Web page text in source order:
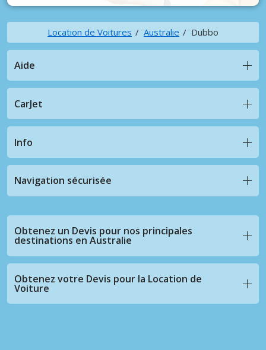
Location de Voitures Australie Dubbo
Aide
CarJet
Info
Navigation sécurisée
Obtenez un Devis pour nos principales
destinations en Australie
Obtenez votre Devis pour la Location de
Voiture